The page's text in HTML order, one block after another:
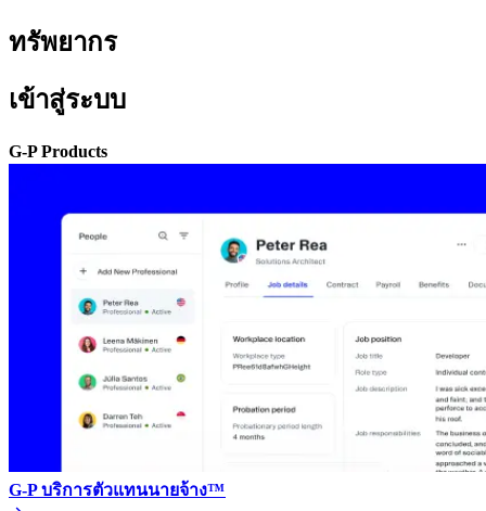
ทรัพยากร​​
เข้าสู่ระบบ​​
G-P Products​​
G-P บริการตัวแทนนายจ้าง™​​